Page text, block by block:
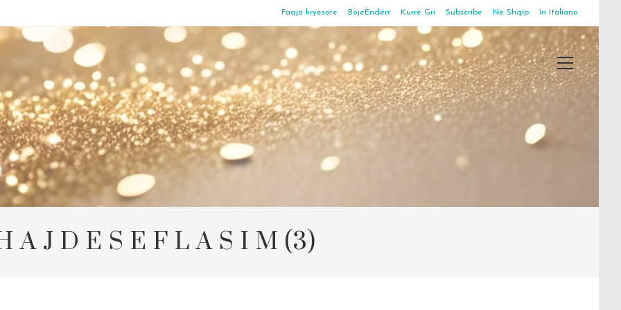
Faqja kryesore BojëËndërr Kurrë Gri Subscribe Në Shqip In Italiano
Main
Menu
A J D E S E F L A S I M (3)